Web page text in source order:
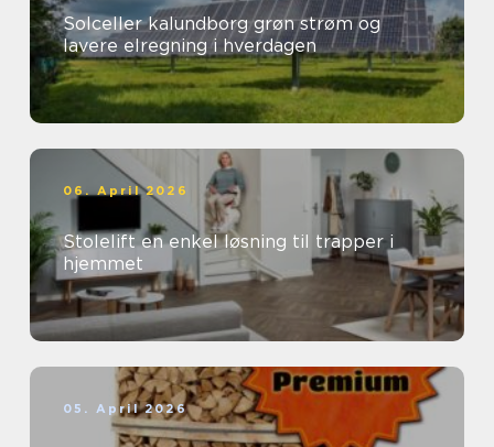
Solceller kalundborg grøn strøm og
lavere elregning i hverdagen
06. April 2026
Stolelift en enkel løsning til trapper i
hjemmet
05. April 2026